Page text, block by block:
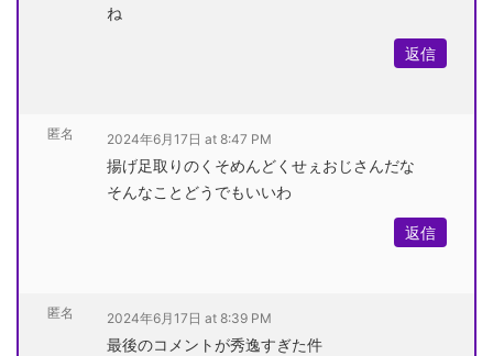
ね
返信
匿名 2024年6月17日 at 8:47 PM
揚げ足取りのくそめんどくせぇおじさんだな
そんなことどうでもいいわ
返信
匿名 2024年6月17日 at 8:39 PM
最後のコメントが秀逸すぎた件